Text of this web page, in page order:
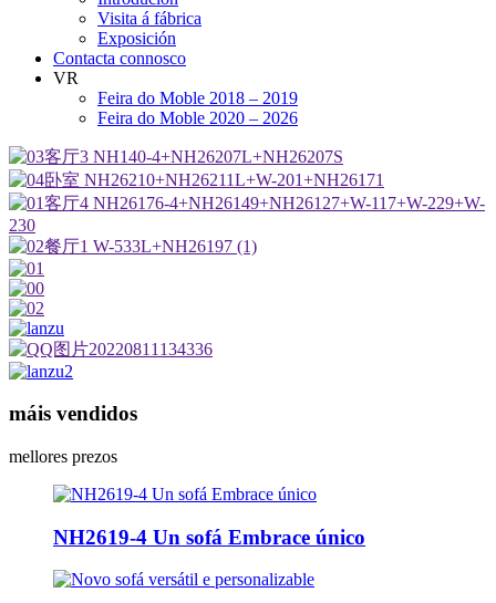
Visita á fábrica
Exposición
Contacta connosco
VR
Feira do Moble 2018 – 2019
Feira do Moble 2020 – 2026
máis vendidos
mellores prezos
NH2619-4 Un sofá Embrace único